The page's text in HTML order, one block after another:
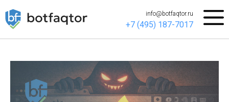
info@botfaqtor.ru
+7 (495) 187-7017